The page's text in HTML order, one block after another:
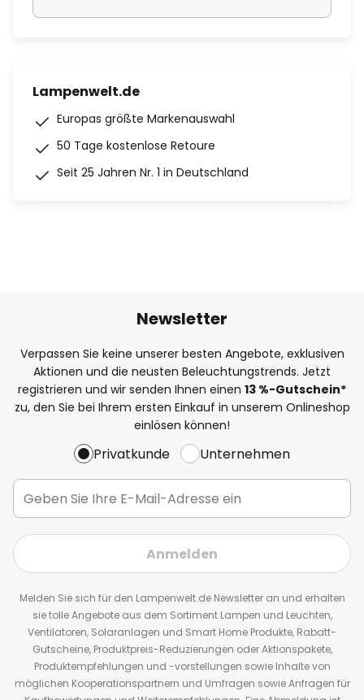
Lampenwelt.de
Europas größte Markenauswahl
50 Tage kostenlose Retoure
Seit 25 Jahren Nr. 1 in Deutschland
Newsletter
Verpassen Sie keine unserer besten Angebote, exklusiven
Aktionen und die neusten Beleuchtungstrends. Jetzt
registrieren und wir senden Ihnen einen 13 %-Gutschein*
zu, den Sie bei Ihrem ersten Einkauf in unserem Onlineshop
einlösen können!
Privatkunde Unternehmen
Anmelden
Melden Sie sich für den Lampenwelt.de Newsletter an und erhalten
sie tolle Angebote aus dem Sortiment Lampen und Leuchten,
Ventilatoren, Solaranlagen und Smart Home Produkte, Rabatt-
Gutscheine, Produktpreis-Reduzierungen oder Aktionspakete,
Produktempfehlungen und -vorstellungen sowie Inhalte von
möglichen Kooperationspartnern und Umfragen sowie Anfragen für